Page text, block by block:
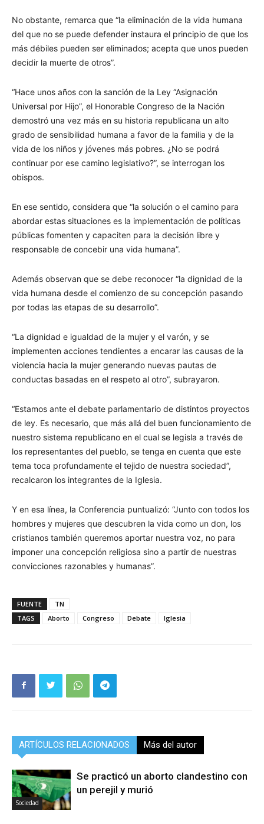
No obstante, remarca que “la eliminación de la vida humana
del que no se puede defender instaura el principio de que los
más débiles pueden ser eliminados; acepta que unos pueden
decidir la muerte de otros”.
“Hace unos años con la sanción de la Ley “Asignación
Universal por Hijo”, el Honorable Congreso de la Nación
demostró una vez más en su historia republicana un alto
grado de sensibilidad humana a favor de la familia y de la
vida de los niños y jóvenes más pobres. ¿No se podrá
continuar por ese camino legislativo?”, se interrogan los
obispos.
En ese sentido, considera que “la solución o el camino para
abordar estas situaciones es la implementación de políticas
públicas fomenten y capaciten para la decisión libre y
responsable de concebir una vida humana”.
Además observan que se debe reconocer “la dignidad de la
vida humana desde el comienzo de su concepción pasando
por todas las etapas de su desarrollo”.
“La dignidad e igualdad de la mujer y el varón, y se
implementen acciones tendientes a encarar las causas de la
violencia hacia la mujer generando nuevas pautas de
conductas basadas en el respeto al otro”, subrayaron.
“Estamos ante el debate parlamentario de distintos proyectos
de ley. Es necesario, que más allá del buen funcionamiento de
nuestro sistema republicano en el cual se legisla a través de
los representantes del pueblo, se tenga en cuenta que este
tema toca profundamente el tejido de nuestra sociedad”,
recalcaron los integrantes de la Iglesia.
Y en esa línea, la Conferencia puntualizó: “Junto con todos los
hombres y mujeres que descubren la vida como un don, los
cristianos también queremos aportar nuestra voz, no para
imponer una concepción religiosa sino a partir de nuestras
convicciones razonables y humanas”.
FUENTE
TN
TAGS
Aborto Congreso Debate Iglesia
ARTÍCULOS RELACIONADOS Más del autor
Sociedad
Se practicó un aborto clandestino con
un perejil y murió